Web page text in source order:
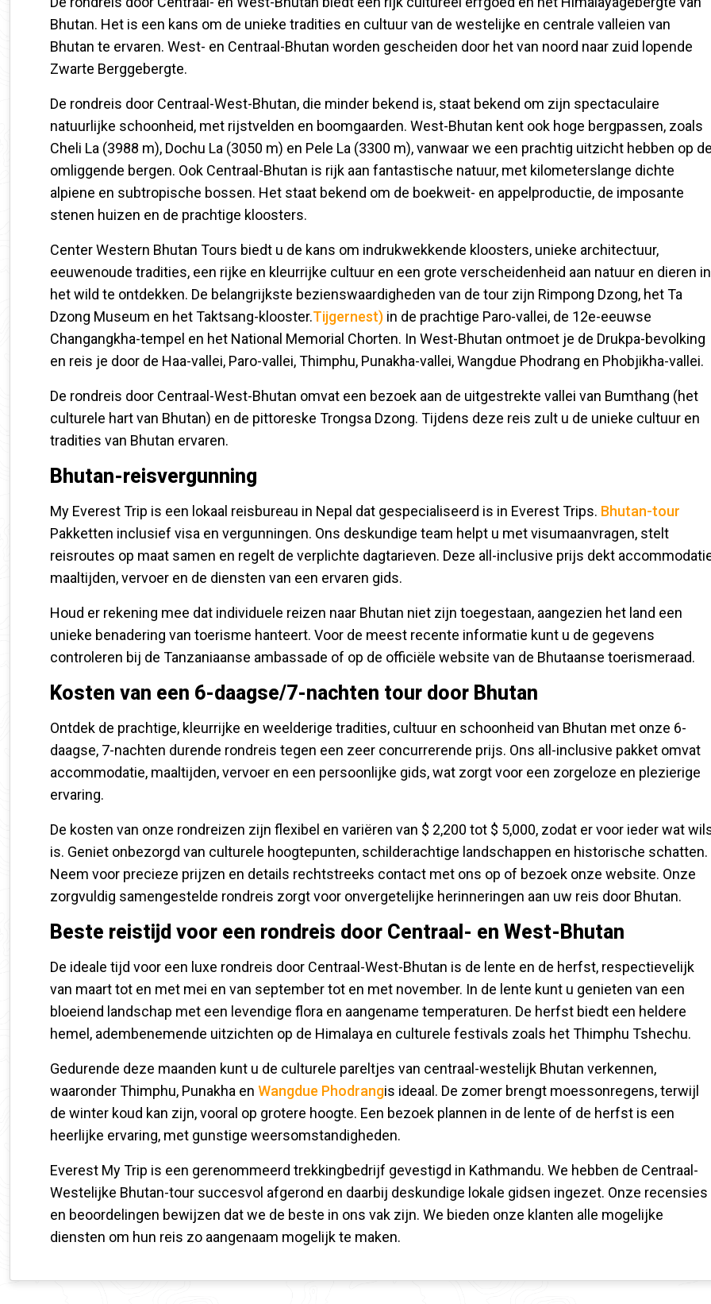
Bhutan. Het is een kans om de unieke tradities en cultuur van de westelijke en centrale valleien van
Bhutan te ervaren. West- en Centraal-Bhutan worden gescheiden door het van noord naar zuid lopende
Zwarte Berggebergte.
De rondreis door Centraal-West-Bhutan, die minder bekend is, staat bekend om zijn spectaculaire
natuurlijke schoonheid, met rijstvelden en boomgaarden. West-Bhutan kent ook hoge bergpassen, zoals
Cheli La (3988 m), Dochu La (3050 m) en Pele La (3300 m), vanwaar we een prachtig uitzicht hebben op
omliggende bergen. Ook Centraal-Bhutan is rijk aan fantastische natuur, met kilometerslange dichte
alpiene en subtropische bossen. Het staat bekend om de boekweit- en appelproductie, de imposante
stenen huizen en de prachtige kloosters.
Center Western Bhutan Tours biedt u de kans om indrukwekkende kloosters, unieke architectuur,
eeuwenoude tradities, een rijke en kleurrijke cultuur en een grote verscheidenheid aan natuur en dieren in
het wild te ontdekken. De belangrijkste bezienswaardigheden van de tour zijn Rimpong Dzong, het Ta
Dzong Museum en het Taktsang-klooster.Tijgernest) in de prachtige Paro-vallei, de 12e-eeuwse
Changangkha-tempel en het National Memorial Chorten. In West-Bhutan ontmoet je de Drukpa-bevolking
en reis je door de Haa-vallei, Paro-vallei, Thimphu, Punakha-vallei, Wangdue Phodrang en Phobjikha-vallei.
De rondreis door Centraal-West-Bhutan omvat een bezoek aan de uitgestrekte vallei van Bumthang (het
culturele hart van Bhutan) en de pittoreske Trongsa Dzong. Tijdens deze reis zult u de unieke cultuur en
tradities van Bhutan ervaren.
Bhutan-reisvergunning
My Everest Trip is een lokaal reisbureau in Nepal dat gespecialiseerd is in Everest Trips. Bhutan-tour
Pakketten inclusief visa en vergunningen. Ons deskundige team helpt u met visumaanvragen, stelt
reisroutes op maat samen en regelt de verplichte dagtarieven. Deze all-inclusive prijs dekt
maaltijden, vervoer en de diensten van een ervaren gids.
Houd er rekening mee dat individuele reizen naar Bhutan niet zijn toegestaan, aangezien het land een
unieke benadering van toerisme hanteert. Voor de meest recente informatie kunt u de gegevens
controleren bij de Tanzaniaanse ambassade of op de officiële website van de Bhutaanse toerismeraad.
Kosten van een 6-daagse/7-nachten tour door Bhutan
Ontdek de prachtige, kleurrijke en weelderige tradities, cultuur en schoonheid van Bhutan met onze 6-
daagse, 7-nachten durende rondreis tegen een zeer concurrerende prijs. Ons all-inclusive pakket omvat
accommodatie, maaltijden, vervoer en een persoonlijke gids, wat zorgt voor een zorgeloze en plezierige
ervaring.
De kosten van onze rondreizen zijn flexibel en variëren van $ 2,200 tot $ 5,000, zodat er voor ieder wat
is. Geniet onbezorgd van culturele hoogtepunten, schilderachtige landschappen en historische schatten.
Neem voor precieze prijzen en details rechtstreeks contact met ons op of bezoek onze website. Onze
zorgvuldig samengestelde rondreis zorgt voor onvergetelijke herinneringen aan uw reis door Bhutan.
Beste reistijd voor een rondreis door Centraal- en West-Bhutan
De ideale tijd voor een luxe rondreis door Centraal-West-Bhutan is de lente en de herfst, respectievelijk
van maart tot en met mei en van september tot en met november. In de lente kunt u genieten van een
bloeiend landschap met een levendige flora en aangename temperaturen. De herfst biedt een heldere
hemel, adembenemende uitzichten op de Himalaya en culturele festivals zoals het Thimphu Tshechu.
Gedurende deze maanden kunt u de culturele pareltjes van centraal-westelijk Bhutan verkennen,
waaronder Thimphu, Punakha en Wangdue Phodrangis ideaal. De zomer brengt moessonregens, terwijl
de winter koud kan zijn, vooral op grotere hoogte. Een bezoek plannen in de lente of de herfst is een
heerlijke ervaring, met gunstige weersomstandigheden.
Everest My Trip is een gerenommeerd trekkingbedrijf gevestigd in Kathmandu. We hebben de Centraal-
Westelijke Bhutan-tour succesvol afgerond en daarbij deskundige lokale gidsen ingezet. Onze recensies
en beoordelingen bewijzen dat we de beste in ons vak zijn. We bieden onze klanten alle mogelijke
diensten om hun reis zo aangenaam mogelijk te maken.